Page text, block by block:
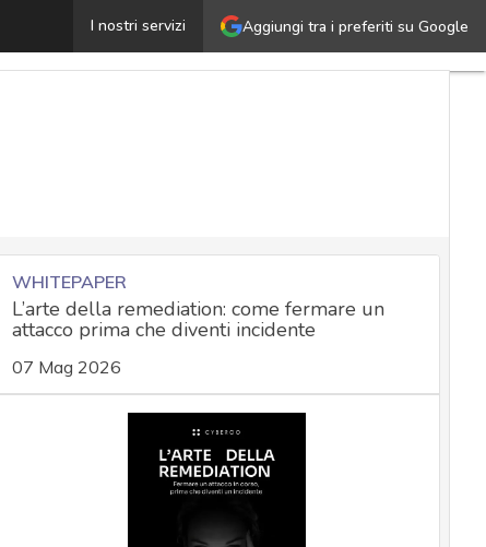
Aggiungi tra i preferiti su Google
I nostri servizi
Il vendor self-assessment in ambito Cybersecurity Act:
WHITEPAPER
L’arte della remediation: come fermare un
attacco prima che diventi incidente
07 Mag 2026